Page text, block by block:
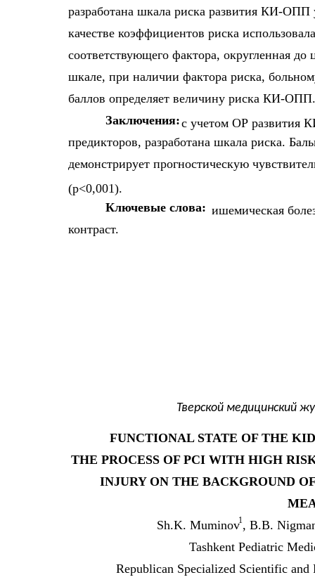
разработана шкала риска развития КИ-
качестве коэффициентов риска
соответствующего фактора, округленная до
шкале, при наличии фактора риска,
баллов определяет величину риска КИ-ОПП.
Заключения:с учетом ОР развития
предикторов, разработана шкала риска.
демонстрирует прогностическую
(p<0,001).
Ключевые слова: ишемическая
контраст.
Тверской медицинский
FUNCTIONAL STATE OF THE
THE PROCESS OF PCI WITH HIGH
INJURY ON THE BACKGROUND
Sh.K. Muminov1, B.B.
Tashkent Pediatric
Republican Specialized Scientific